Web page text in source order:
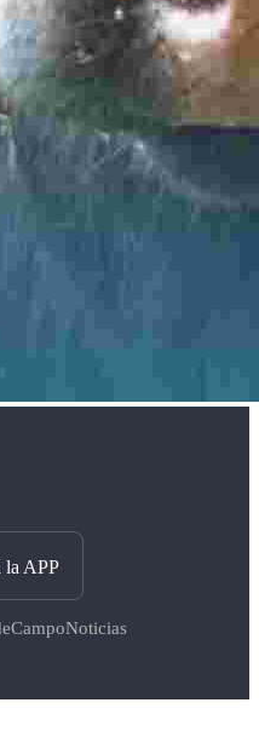
la APP